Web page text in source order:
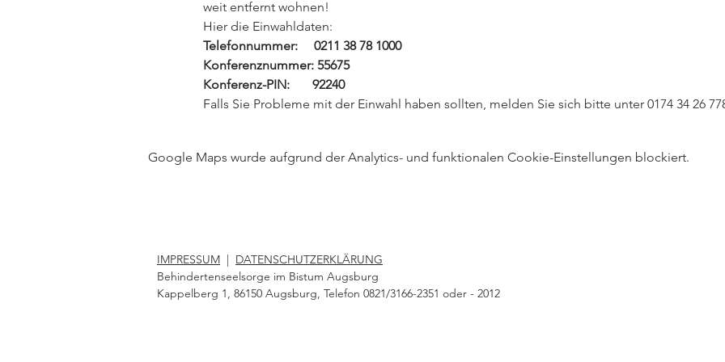
weit entfernt wohnen!
Hier die Einwahldaten:
Telefonnummer:     0211 38 78 1000
Konferenznummer: 55675
Konferenz-PIN:       92240
Falls Sie Probleme mit der Einwahl haben sollten, melden Sie sich bitte unter 0174 34 26
Google Maps wurde aufgrund der Analytics- und funktionalen Cookie-Einstellungen blockiert.
IMPRESSUM | DATENSCHUTZERKLÄRUNG
Behindertenseelsorge im Bistum Augsburg
Kappelberg 1, 86150 Augsburg, Telefon 0821/3166-2351 oder - 2012